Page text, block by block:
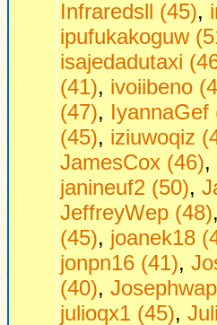
Infraredsll (45),
ipufukakoguw
isajedadutaxi
(41), ivoiibeno
(47), IyannaGef
(45), iziuwoqiz
JamesCox (46),
janineuf2 (50),
JeffreyWep (48),
(45), joanek18
jonpn16 (41),
(40),
julioqx1 (45),